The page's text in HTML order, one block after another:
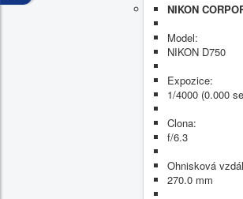
NIKON
Model:
NIKON D750
Expozice:
1/4000 (0.000
Clona:
f/6.3
Ohnisková
270.0 mm